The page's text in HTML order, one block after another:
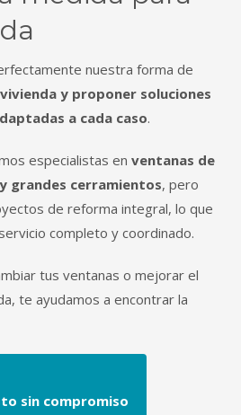
nuestra forma de
y proponer soluciones
a cada caso.
especialistas en ventanas de
grandes cerramientos, pero
de reforma integral, lo que
completo y coordinado.
tus ventanas o mejorar el
te ayudamos a encontrar la
sin compromiso